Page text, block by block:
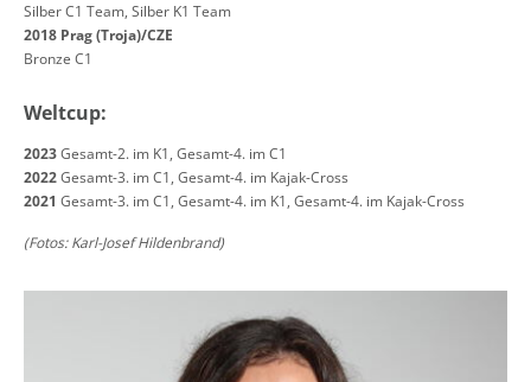
Silber C1 Team, Silber K1 Team
2018 Prag (Troja)/CZE
Bronze C1
Weltcup:
2023Gesamt-2. im K1, Gesamt-4. im C1
2022Gesamt-3. im C1, Gesamt-4. im Kajak-Cross
2021 Gesamt-3. im C1, Gesamt-4. im K1, Gesamt-4. im Kajak-Cross
(Fotos: Karl-Josef Hildenbrand)